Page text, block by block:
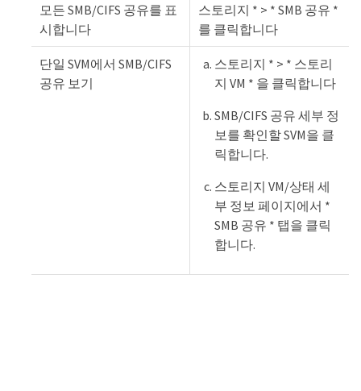
모든 SMB/CIFS 공유를 표
시합니다
스토리지 * > * SMB 공유 *
를 클릭합니다
단일 SVM에서 SMB/CIFS
공유 보기
스토리지 * > * 스토리
지 VM * 을 클릭합니다
SMB/CIFS 공유 세부 정
보를 확인할 SVM을 클
릭합니다.
스토리지 VM/상태 세
부 정보 페이지에서 *
SMB 공유 * 탭을 클릭
합니다.